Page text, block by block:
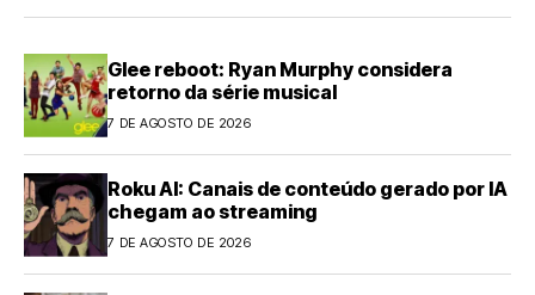
Glee reboot: Ryan Murphy considera
retorno da série musical
7 DE AGOSTO DE 2026
Roku AI: Canais de conteúdo gerado por IA
chegam ao streaming
7 DE AGOSTO DE 2026